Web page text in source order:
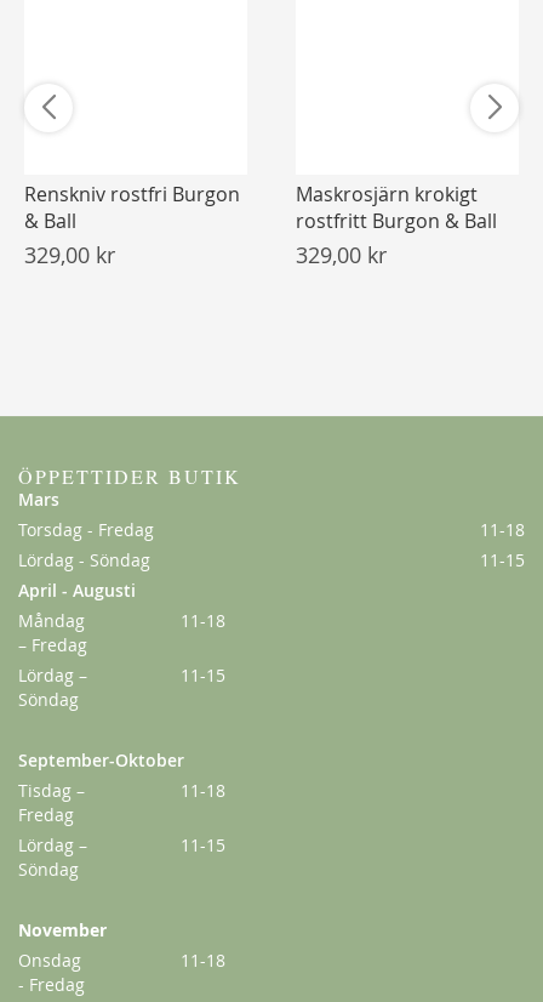
Renskniv rostfri Burgon
& Ball
329,00 kr
Maskrosjärn krokigt
rostfritt Burgon & Ball
329,00 kr
ÖPPETTIDER BUTIK
Mars
Torsdag - Fredag
11-18
Lördag - Söndag
11-15
April - Augusti
Måndag
– Fredag
11-18
Lördag –
Söndag
11-15
September-Oktober
Tisdag –
Fredag
11-18
Lördag –
Söndag
11-15
November
Onsdag
- Fredag
11-18